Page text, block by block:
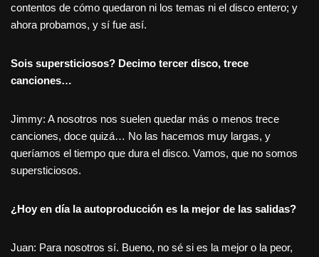
contentos de cómo quedaron ni los temas ni el disco entero; y
ahora probamos, y sí fue así.
Sois supersticiosos? Decimo tercer disco, trece
canciones…
Jimmy: A nosotros nos suelen quedar más o menos trece
canciones, doce quizá… No las hacemos muy largas, y
queríamos el tiempo que dura el disco. Vamos, que no somos
supersticiosos.
¿Hoy en día la autoproducción es la mejor de las salidas?
Juan: Para nosotros sí. Bueno, no sé si es la mejor o la peor,